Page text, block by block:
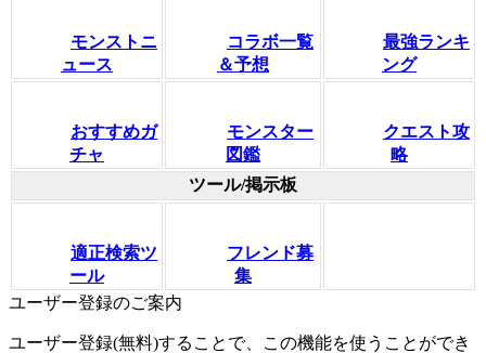
モンストニ
ュース
コラボ一覧
＆予想
最強ランキ
ング
おすすめガ
チャ
モンスター
図鑑
クエスト攻
略
ツール/掲示板
適正検索ツ
ール
フレンド募
集
ユーザー登録のご案内
ユーザー登録(無料)することで、この機能を使うことができ